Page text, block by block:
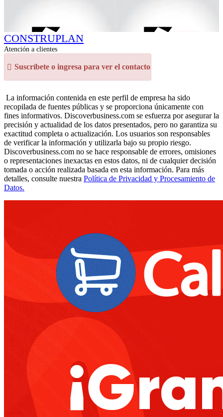
CONSTRUPLAN
Atención a clientes
Suscríbete o ingresa para ver el contacto
La información contenida en este perfil de empresa ha sido
recopilada de fuentes públicas y se proporciona únicamente con
fines informativos. Discoverbusiness.com se esfuerza por asegurar la
precisión y actualidad de los datos presentados, pero no garantiza su
exactitud completa o actualización. Los usuarios son responsables
de verificar la información y utilizarla bajo su propio riesgo.
Discoverbusiness.com no se hace responsable de errores, omisiones
o representaciones inexactas en estos datos, ni de cualquier decisión
tomada o acción realizada basada en esta información. Para más
detalles, consulte nuestra Política de Privacidad y Procesamiento de
Datos.